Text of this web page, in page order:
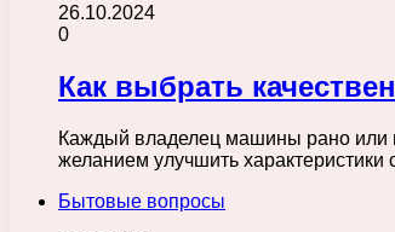
26.10.2024
0
Как выбрать
Каждый владелец машины рано или
желанием улучшить характеристики
Бытовые вопросы